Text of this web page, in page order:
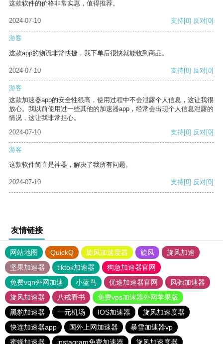
这款软件的价格非常实惠，值得推荐。
2024-07-10 支持[0] 反对[0]
游客
这款app的物流非常快捷，我下单后很快就能收到商品。
2024-07-10 支持[0] 反对[0]
游客
这款加速器app的安全性很高，使用过程中不会泄露个人信息，这让我很
放心。我以前使用过一些其他的加速器app，经常会出现个人信息泄露的
情况，这让我非常担心。
2024-07-10
支持[0] 反对[0]
游客
这款软件简直是神器，解决了我所有问题。
2024-07-10 支持[0] 反对[0]
友情链接
网站地图 QuickQ 旋风加速度器 旋风
旋风加速
坚果加速器
tiktok加速器
狗急加速器官网
免费vqn外网加速
小蓝鸟 优途加速器官网
风驰加速器
旋风加速器
八戒看书
免费vps加速器外网苹果版
黑豹加速器
一元机场 IOS加速器
旋风加速度器
快连加速器app
国外上网加速器
暴雪加速器vp
蜜蜂加速器
instagram免费加速器 旋风加速度器